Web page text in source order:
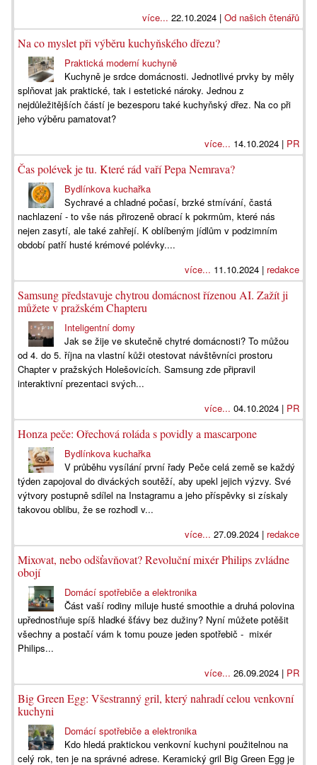
více... 22.10.2024 | Od našich čtenářů
Na co myslet při výběru kuchyňského dřezu?
Praktická moderní kuchyně
Kuchyně je srdce domácnosti. Jednotlivé prvky by měly
splňovat jak praktické, tak i estetické nároky. Jednou z
nejdůležitějších částí je bezesporu také kuchyňský dřez. Na co při
jeho výběru pamatovat?
více... 14.10.2024 | PR
Čas polévek je tu. Které rád vaří Pepa Nemrava?
Bydlínkova kuchařka
Sychravé a chladné počasí, brzké stmívání, častá
nachlazení - to vše nás přirozeně obrací k pokrmům, které nás
nejen zasytí, ale také zahřejí. K oblíbeným jídlům v podzimním
období patří husté krémové polévky....
více... 11.10.2024 | redakce
Samsung představuje chytrou domácnost řízenou AI. Zažít ji
můžete v pražském Chapteru
Inteligentní domy
Jak se žije ve skutečně chytré domácnosti? To můžou
od 4. do 5. října na vlastní kůži otestovat návštěvníci prostoru
Chapter v pražských Holešovicích. Samsung zde připravil
interaktivní prezentaci svých...
více... 04.10.2024 | PR
Honza peče: Ořechová roláda s povidly a mascarpone
Bydlínkova kuchařka
V průběhu vysílání první řady Peče celá země se každý
týden zapojoval do diváckých soutěží, aby upekl jejich výzvy. Své
výtvory postupně sdílel na Instagramu a jeho příspěvky si získaly
takovou oblibu, že se rozhodl v...
více... 27.09.2024 | redakce
Mixovat, nebo odšťavňovat? Revoluční mixér Philips zvládne
obojí
Domácí spotřebiče a elektronika
Část vaší rodiny miluje husté smoothie a druhá polovina
upřednostňuje spíš hladké šťávy bez dužiny? Nyní můžete potěšit
všechny a postačí vám k tomu pouze jeden spotřebič - mixér
Philips...
více... 26.09.2024 | PR
Big Green Egg: Všestranný gril, který nahradí celou venkovní
kuchyni
Domácí spotřebiče a elektronika
Kdo hledá praktickou venkovní kuchyni použitelnou na
celý rok, ten je na správné adrese. Keramický gril Big Green Egg je